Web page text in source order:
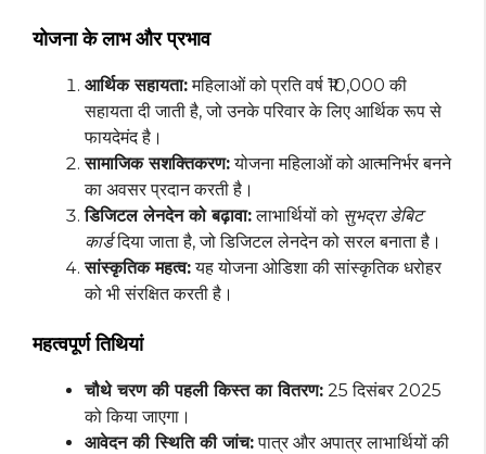
योजना के लाभ और प्रभाव
आर्थिक सहायता:महिलाओं को प्रति वर्ष ₹10,000 की
सहायता दी जाती है, जो उनके परिवार के लिए आर्थिक रूप से
फायदेमंद है।
सामाजिक सशक्तिकरण:योजना महिलाओं को आत्मनिर्भर बनने
का अवसर प्रदान करती है।
डिजिटल लेनदेन को बढ़ावा:लाभार्थियों को सुभद्रा डेबिट
कार्डदिया जाता है, जो डिजिटल लेनदेन को सरल बनाता है।
सांस्कृतिक महत्व:यह योजना ओडिशा की सांस्कृतिक धरोहर
को भी संरक्षित करती है।
महत्वपूर्ण तिथियां
चौथे चरण की पहली किस्त का वितरण: 25 दिसंबर 2025
को किया जाएगा।
आवेदन की स्थिति की जांच:पात्र और अपात्र लाभार्थियों की